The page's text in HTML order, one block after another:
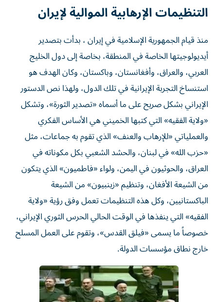
التنظيمات الإرهابية الموالية لإيران
منذ قيام الجمهورية الإسلامية في إيران ، بدأت بتصدير
أيديولوجيتها الخاصة في المنطقة، بخاصة إلى دول الخليج
العربي، والعراق، وأفغانستان، وباكستان، وكان الهدف هو
استنساخ التجربة الإيرانية في تلك الدول، ولهذا نص الدستور
الإيراني بشكل صريح على ما أسماه «تصدير الثورة»، وتشكل
«ولاية الفقيه» التي كتبها الخميني هي الأساس الفكري
والعملياتي «للإرهاب والعنف» الذي تقوم به جماعات، مثل
«حزب الله» في لبنان، والحشد الشعبي بكل مكوناته في
العراق، والحوثيون في اليمن، ولواء «فاطميون» الذي يتكون
من الشيعة الأفغان، وتنظيم «زينبيون» من الشيعة
الباكستانيين، وكل هذه التنظيمات تعمل وفق رؤية «ولاية
الفقيه» التي ينفذها في الوقت الحالي الحرس الثوري الإيراني،
خصوصاً ما يسمى «فيلق القدس»، وتقوم على العمل المسلح
خارج نطاق مؤسسات الدولة.